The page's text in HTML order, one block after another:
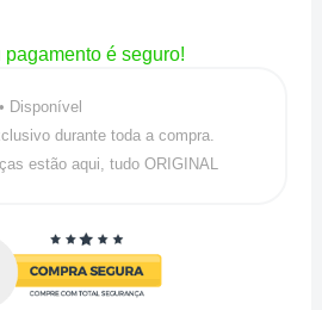
pagamento é seguro!
Disponível
durante toda a compra.
estão aqui, tudo ORIGINAL